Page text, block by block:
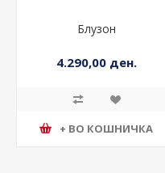
Блузон
4.290,00 ден.
+ ВО КОШНИЧКА